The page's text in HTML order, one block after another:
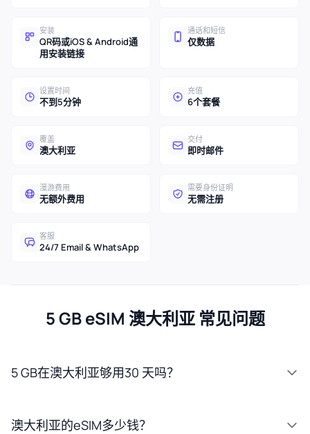
安装
QR码或iOS & Android通
用安装链接
通话和短信
仅数据
设置时间
不到5分钟
充值
6个套餐
覆盖
澳大利亚
交付
即时邮件
漫游费用
无额外费用
需要身份证明
无需注册
客服
24/7 Email & WhatsApp
5 GB eSIM 澳大利亚 常见问题
5 GB在澳大利亚够用30 天吗？
澳大利亚的eSIM多少钱？